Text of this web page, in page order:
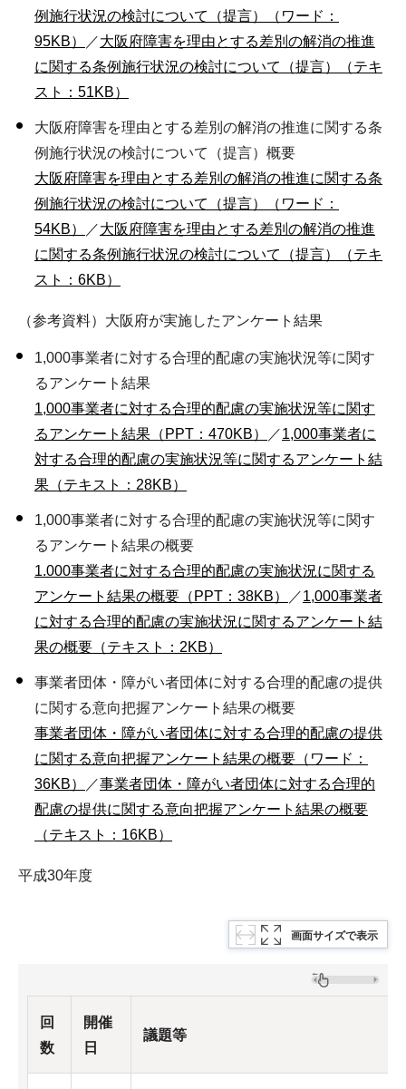
例施行状況の検討について（提言）（ワード：
95KB）
／大阪府障害を理由とする差別の解消の推進
に関する条例施行状況の検討について（提言）（テキ
スト：51KB）
大阪府障害を理由とする差別の解消の推進に関する条
例施行状況の検討について（提言）概要
大阪府障害を理由とする差別の解消の推進に関する条
例施行状況の検討について（提言）（ワード：
54KB）
／大阪府障害を理由とする差別の解消の推進
に関する条例施行状況の検討について（提言）（テキ
スト：6KB）
（参考資料）大阪府が実施したアンケート結果
1,000事業者に対する合理的配慮の実施状況等に関す
るアンケート結果
1,000事業者に対する合理的配慮の実施状況等に関す
るアンケート結果（PPT：470KB）
／1,000事業者に
対する合理的配慮の実施状況等に関するアンケート結
果（テキスト：28KB）
1,000事業者に対する合理的配慮の実施状況等に関す
るアンケート結果の概要
1.000事業者に対する合理的配慮の実施状況に関する
アンケート結果の概要（PPT：38KB）
／1,000事業者
に対する合理的配慮の実施状況に関するアンケート結
果の概要（テキスト：2KB）
事業者団体・障がい者団体に対する合理的配慮の提供
に関する意向把握アンケート結果の概要
事業者団体・障がい者団体に対する合理的配慮の提供
に関する意向把握アンケート結果の概要（ワード：
36KB）
／事業者団体・障がい者団体に対する合理的
配慮の提供に関する意向把握アンケート結果の概要
（テキスト：16KB）
平成30年度
画面サイズで表示
回
数
開催
日
議題等